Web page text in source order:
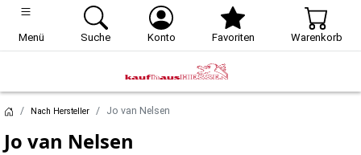
Menü Suche Konto Favoriten Warenkorb
Nach Hersteller Jo van Nelsen
Jo van Nelsen